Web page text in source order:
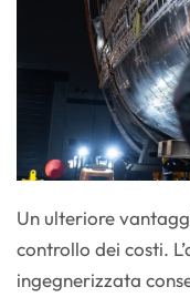
Un ulteriore
controllo dei costi.
ingegnerizzata